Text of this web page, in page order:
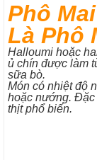
Phô
Là Phô
Halloumi hoặc
ủ chín được làm
sữa bò.
Món có nhiệt độ
hoặc nướng. Đặc
thịt phổ biến.